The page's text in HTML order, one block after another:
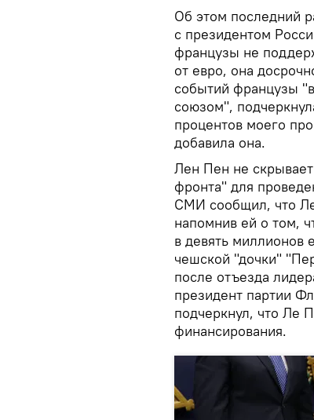
Об этом последний
с президентом
французы не
от евро, она
событий французы
союзом",
процентов моего
добавила она.
Лен Пен не
фронта" для
СМИ сообщил, что
напомнив ей о том,
в девять миллионов
чешской "дочки"
после отъезда
президент партии
подчеркнул, что Ле
финансирования.